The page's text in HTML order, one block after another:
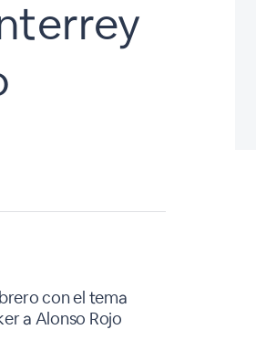
con el tema
a Alonso Rojo